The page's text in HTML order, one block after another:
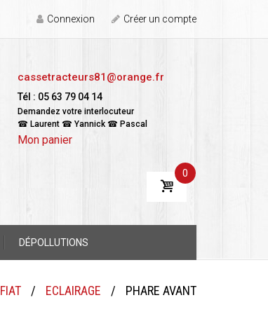
Connexion Créer un compte
cassetracteurs81@orange.fr
Tél : 05 63 79 04 14
Demandez votre interlocuteur
☎ Laurent ☎ Yannick ☎ Pascal
Mon panier
0
DÉPOLLUTIONS
FIAT / ECLAIRAGE / PHARE AVANT